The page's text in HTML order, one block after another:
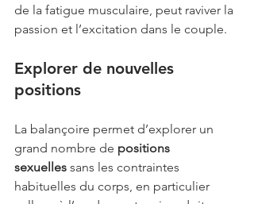
de la fatigue musculaire, peut raviver la
passion et l’excitation dans le couple.
Explorer de nouvelles
positions
La balançoire permet d’explorer un
grand nombre de positions
sexuelles sans les contraintes
habituelles du corps, en particulier